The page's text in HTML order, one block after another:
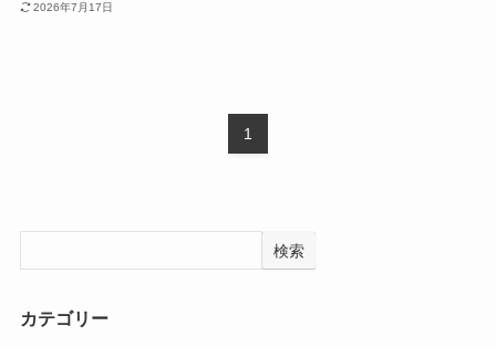
2026年7月17日
1
検索
カテゴリー